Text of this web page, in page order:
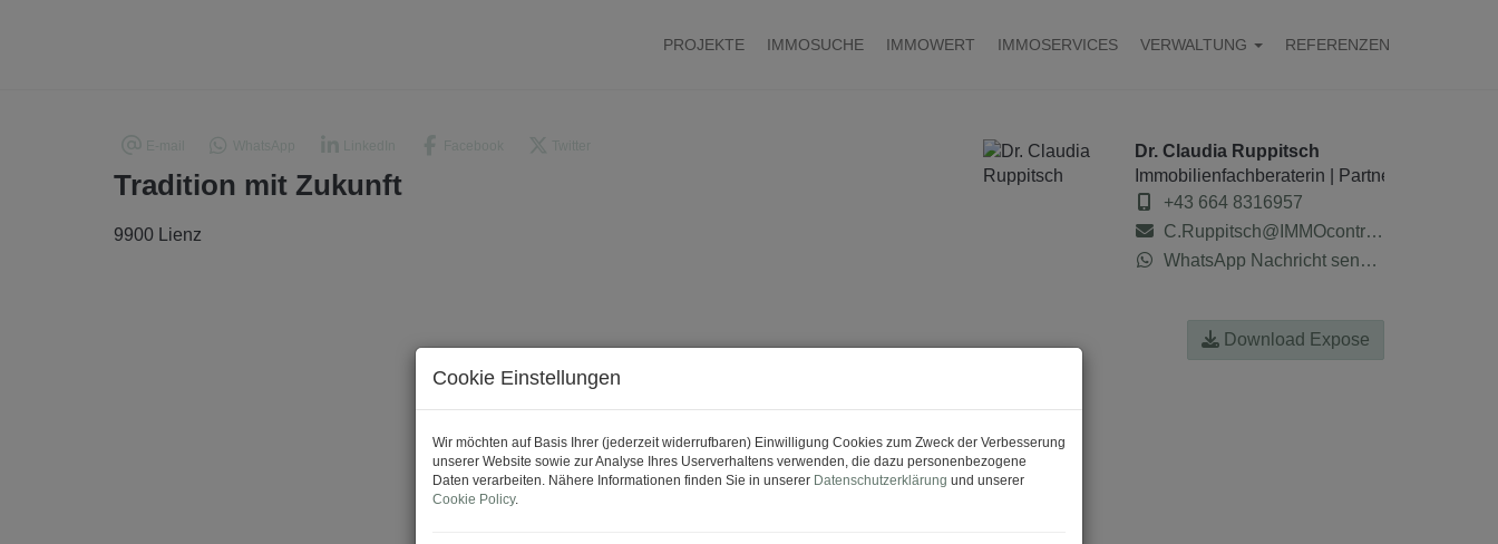
PROJEKTE IMMOSUCHE IMMOWERT IMMOSERVICES VERWALTUNG REFERENZEN
Tradition mit Zukunft
9900 Lienz
Dr. Claudia Ruppitsch
Immobilienfachberaterin | Partnerin der
+43 664 8316957
C.Ruppitsch@IMMOcontract.at
WhatsApp Nachricht senden
Download Expose
Cookie Einstellungen
Wir möchten auf Basis Ihrer (jederzeit widerrufbaren) Einwilligung Cookies zum Zweck der Verbesserung
unserer Website sowie zur Analyse Ihres Userverhaltens verwenden, die dazu personenbezogene
Daten verarbeiten. Nähere Informationen finden Sie in unserer Datenschutzerklärung und unserer
Cookie Policy.